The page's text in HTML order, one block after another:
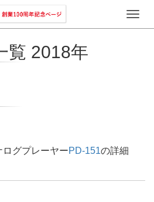
Toggle
覧 2018年
グプレーヤーPD-151の詳細